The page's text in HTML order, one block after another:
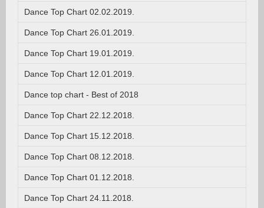
Dance Top Chart 02.02.2019.
Dance Top Chart 26.01.2019.
Dance Top Chart 19.01.2019.
Dance Top Chart 12.01.2019.
Dance top chart - Best of 2018
Dance Top Chart 22.12.2018.
Dance Top Chart 15.12.2018.
Dance Top Chart 08.12.2018.
Dance Top Chart 01.12.2018.
Dance Top Chart 24.11.2018.